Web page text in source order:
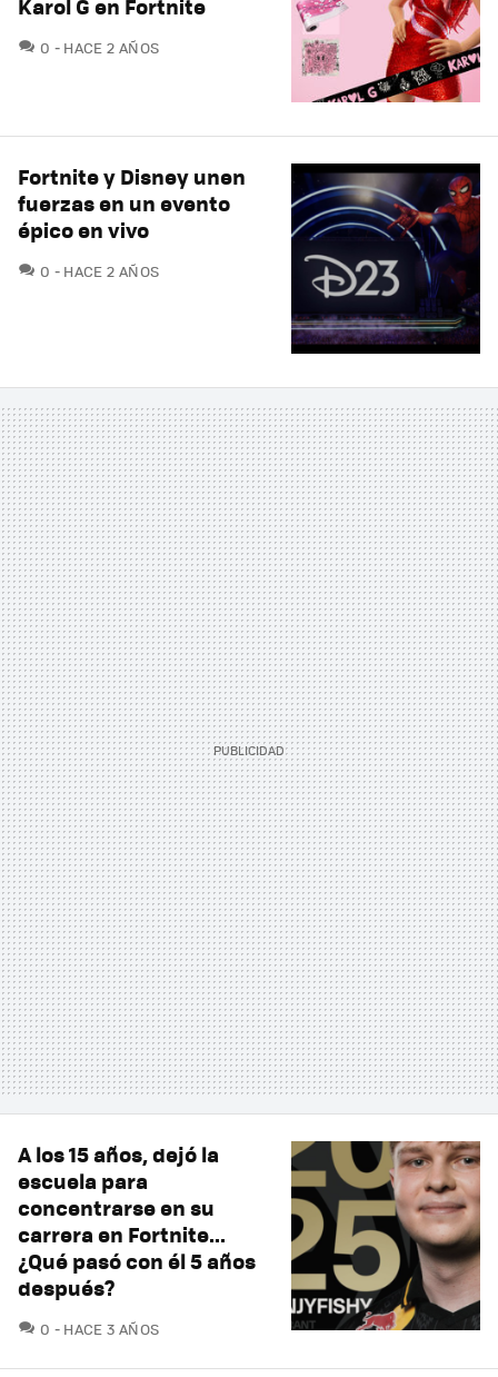
Karol G en Fortnite
0 COMENTARIOS
HACE 2 AÑOS
Fortnite y Disney unen
fuerzas en un evento
épico en vivo
0 COMENTARIOS
HACE 2 AÑOS
A los 15 años, dejó la
escuela para
concentrarse en su
carrera en Fortnite...
¿Qué pasó con él 5 años
después?
0 COMENTARIOS
HACE 3 AÑOS